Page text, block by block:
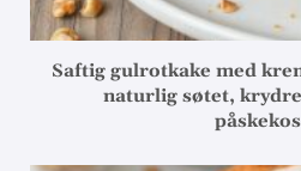
Saftig gulrotkake med
naturlig søtet,